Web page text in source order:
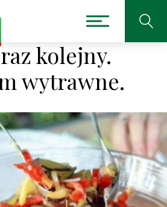
kolejny.
wytrawne.